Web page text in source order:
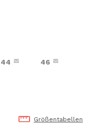
44 46
Größentabellen